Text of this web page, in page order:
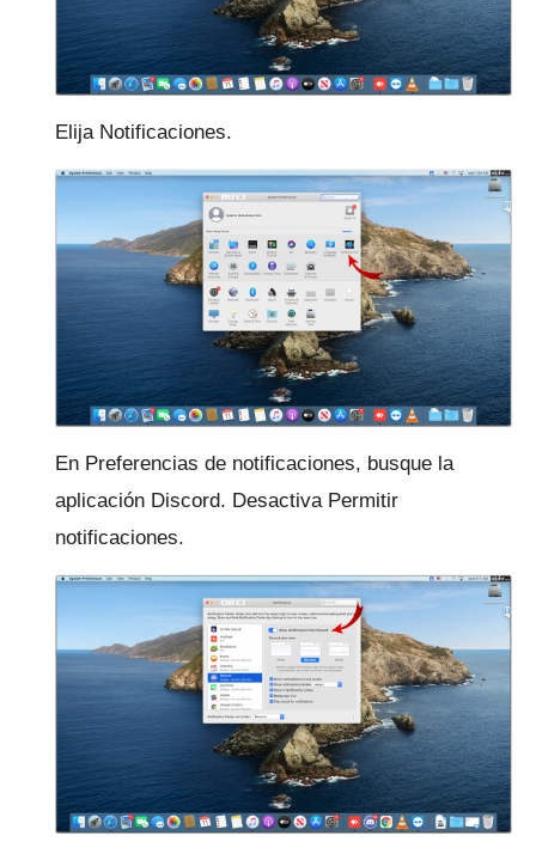
Elija Notificaciones.
En Preferencias de notificaciones, busque la
aplicación Discord. Desactiva Permitir
notificaciones.